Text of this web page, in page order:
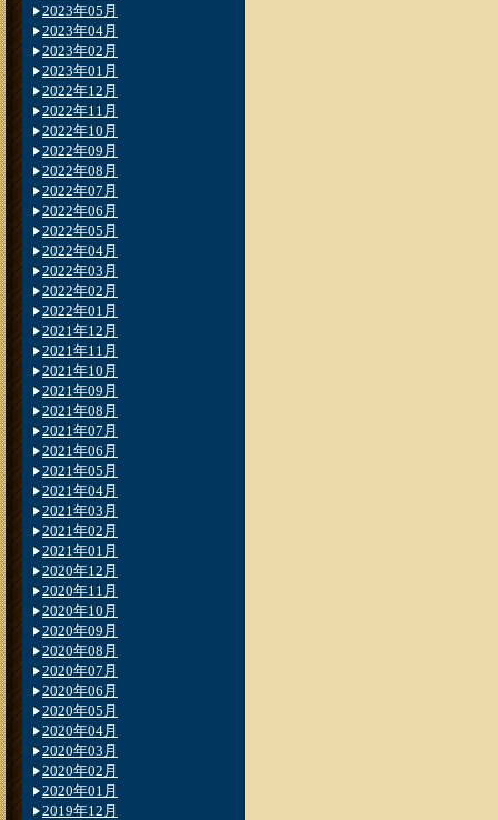
2023年05月
2023年04月
2023年02月
2023年01月
2022年12月
2022年11月
2022年10月
2022年09月
2022年08月
2022年07月
2022年06月
2022年05月
2022年04月
2022年03月
2022年02月
2022年01月
2021年12月
2021年11月
2021年10月
2021年09月
2021年08月
2021年07月
2021年06月
2021年05月
2021年04月
2021年03月
2021年02月
2021年01月
2020年12月
2020年11月
2020年10月
2020年09月
2020年08月
2020年07月
2020年06月
2020年05月
2020年04月
2020年03月
2020年02月
2020年01月
2019年12月